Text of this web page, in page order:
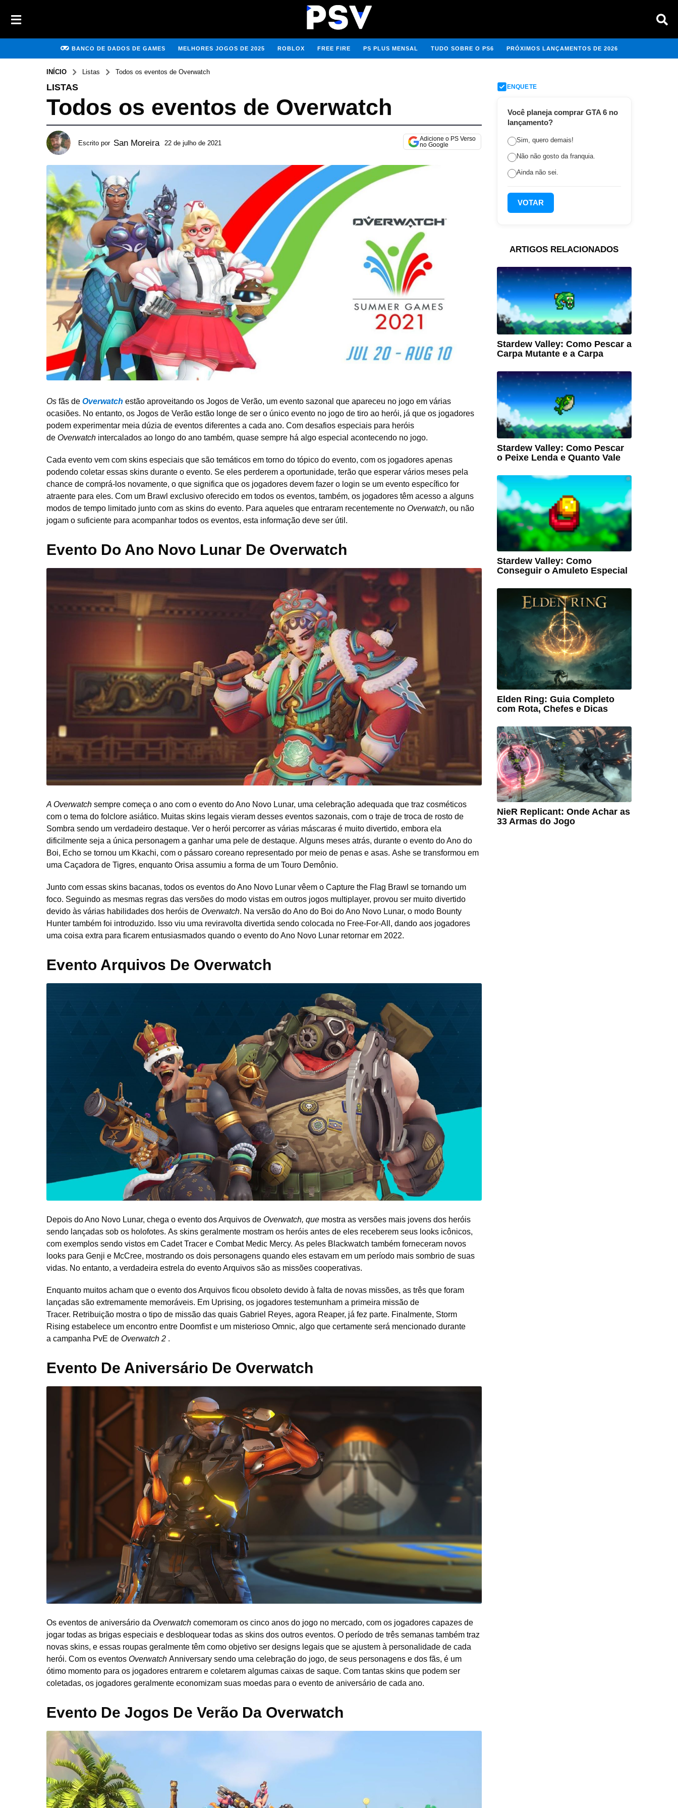
BANCO DE DADOS DE GAMES MELHORES JOGOS DE 2025 ROBLOX FREE FIRE PS PLUS MENSAL TUDO SOBRE O PS6 PRÓXIMOS LANÇAMENTOS DE 2026
INÍCIO Listas Todos os eventos de Overwatch
LISTAS
Todos os eventos de Overwatch
Escrito por San Moreira 22 de julho de 2021
e
2
0
2
6
Adicione o PS Verso
no Google
Os fãs de Overwatch estão aproveitando os Jogos de Verão, um evento sazonal que apareceu no jogo em várias
ocasiões. No entanto, os Jogos de Verão estão longe de ser o único evento no jogo de tiro ao herói, já que os jogadores
podem experimentar meia dúzia de eventos diferentes a cada ano. Com desafios especiais para heróis
de Overwatch intercalados ao longo do ano também, quase sempre há algo especial acontecendo no jogo.
Cada evento vem com skins especiais que são temáticos em torno do tópico do evento, com os jogadores apenas
podendo coletar essas skins durante o evento. Se eles perderem a oportunidade, terão que esperar vários meses pela
chance de comprá-los novamente, o que significa que os jogadores devem fazer o login se um evento específico for
atraente para eles. Com um Brawl exclusivo oferecido em todos os eventos, também, os jogadores têm acesso a alguns
modos de tempo limitado junto com as skins do evento. Para aqueles que entraram recentemente no Overwatch, ou não
jogam o suficiente para acompanhar todos os eventos, esta informação deve ser útil.
Evento Do Ano Novo Lunar De Overwatch
A Overwatch sempre começa o ano com o evento do Ano Novo Lunar, uma celebração adequada que traz cosméticos
com o tema do folclore asiático. Muitas skins legais vieram desses eventos sazonais, com o traje de troca de rosto de
Sombra sendo um verdadeiro destaque. Ver o herói percorrer as várias máscaras é muito divertido, embora ela
dificilmente seja a única personagem a ganhar uma pele de destaque. Alguns meses atrás, durante o evento do Ano do
Boi, Echo se tornou um Kkachi, com o pássaro coreano representado por meio de penas e asas. Ashe se transformou em
uma Caçadora de Tigres, enquanto Orisa assumiu a forma de um Touro Demônio.
Junto com essas skins bacanas, todos os eventos do Ano Novo Lunar vêem o Capture the Flag Brawl se tornando um
foco. Seguindo as mesmas regras das versões do modo vistas em outros jogos multiplayer, provou ser muito divertido
devido às várias habilidades dos heróis de Overwatch. Na versão do Ano do Boi do Ano Novo Lunar, o modo Bounty
Hunter também foi introduzido. Isso viu uma reviravolta divertida sendo colocada no Free-For-All, dando aos jogadores
uma coisa extra para ficarem entusiasmados quando o evento do Ano Novo Lunar retornar em 2022.
Evento Arquivos De Overwatch
Depois do Ano Novo Lunar, chega o evento dos Arquivos de Overwatch, que mostra as versões mais jovens dos heróis
sendo lançadas sob os holofotes. As skins geralmente mostram os heróis antes de eles receberem seus looks icônicos,
com exemplos sendo vistos em Cadet Tracer e Combat Medic Mercy. As peles Blackwatch também forneceram novos
looks para Genji e McCree, mostrando os dois personagens quando eles estavam em um período mais sombrio de suas
vidas. No entanto, a verdadeira estrela do evento Arquivos são as missões cooperativas.
Enquanto muitos acham que o evento dos Arquivos ficou obsoleto devido à falta de novas missões, as três que foram
lançadas são extremamente memoráveis. Em Uprising, os jogadores testemunham a primeira missão de
Tracer. Retribuição mostra o tipo de missão das quais Gabriel Reyes, agora Reaper, já fez parte. Finalmente, Storm
Rising estabelece um encontro entre Doomfist e um misterioso Omnic, algo que certamente será mencionado durante
a campanha PvE de Overwatch 2 .
Evento De Aniversário De Overwatch
Os eventos de aniversário da Overwatch comemoram os cinco anos do jogo no mercado, com os jogadores capazes de
jogar todas as brigas especiais e desbloquear todas as skins dos outros eventos. O período de três semanas também traz
novas skins, e essas roupas geralmente têm como objetivo ser designs legais que se ajustem à personalidade de cada
herói. Com os eventos Overwatch Anniversary sendo uma celebração do jogo, de seus personagens e dos fãs, é um
ótimo momento para os jogadores entrarem e coletarem algumas caixas de saque. Com tantas skins que podem ser
coletadas, os jogadores geralmente economizam suas moedas para o evento de aniversário de cada ano.
Evento De Jogos De Verão Da Overwatch
ENQUETE
Você planeja comprar GTA 6 no
lançamento?
Sim, quero demais!
Não não gosto da franquia.
Ainda não sei.
VOTAR
ARTIGOS RELACIONADOS
Stardew Valley: Como Pescar a
Carpa Mutante e a Carpa
Stardew Valley: Como Pescar
o Peixe Lenda e Quanto Vale
Stardew Valley: Como
Conseguir o Amuleto Especial
Elden Ring: Guia Completo
com Rota, Chefes e Dicas
NieR Replicant: Onde Achar as
33 Armas do Jogo